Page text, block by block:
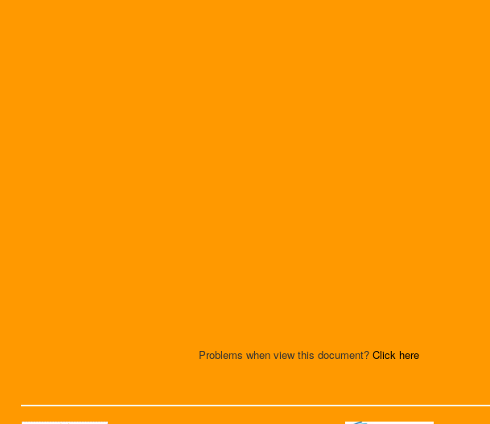
Problems when view this document? Click here